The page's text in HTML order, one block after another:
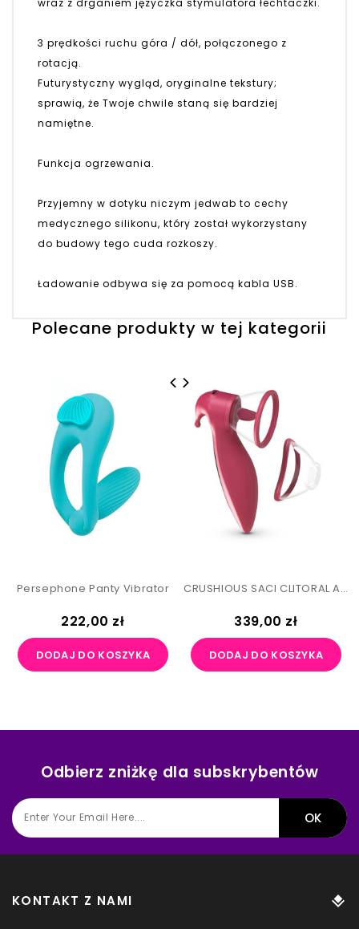
3 prędkości ruchu góra / dół, połączonego z
rotacją.
Futurystyczny wygląd, oryginalne tekstury;
sprawią, że Twoje chwile staną się bardziej
namiętne.
Funkcja ogrzewania.
Przyjemny w dotyku niczym jedwab to cechy
medycznego silikonu, który został wykorzystany
do budowy tego cuda rozkoszy.
Ładowanie odbywa się za pomocą kabla USB.
Polecane produkty w tej kategorii
Persephone Panty Vibrator
Cena
222,00 zł
DODAJ DO KOSZYKA
CRUSHIOUS SACI CLITORAL AND NIPPLE STIMULATOR WITH SUCTION
Cena
339,00 zł
DODAJ DO KOSZYKA
Odbierz zniżkę dla subskrybentów
KONTAKT Z NAMI